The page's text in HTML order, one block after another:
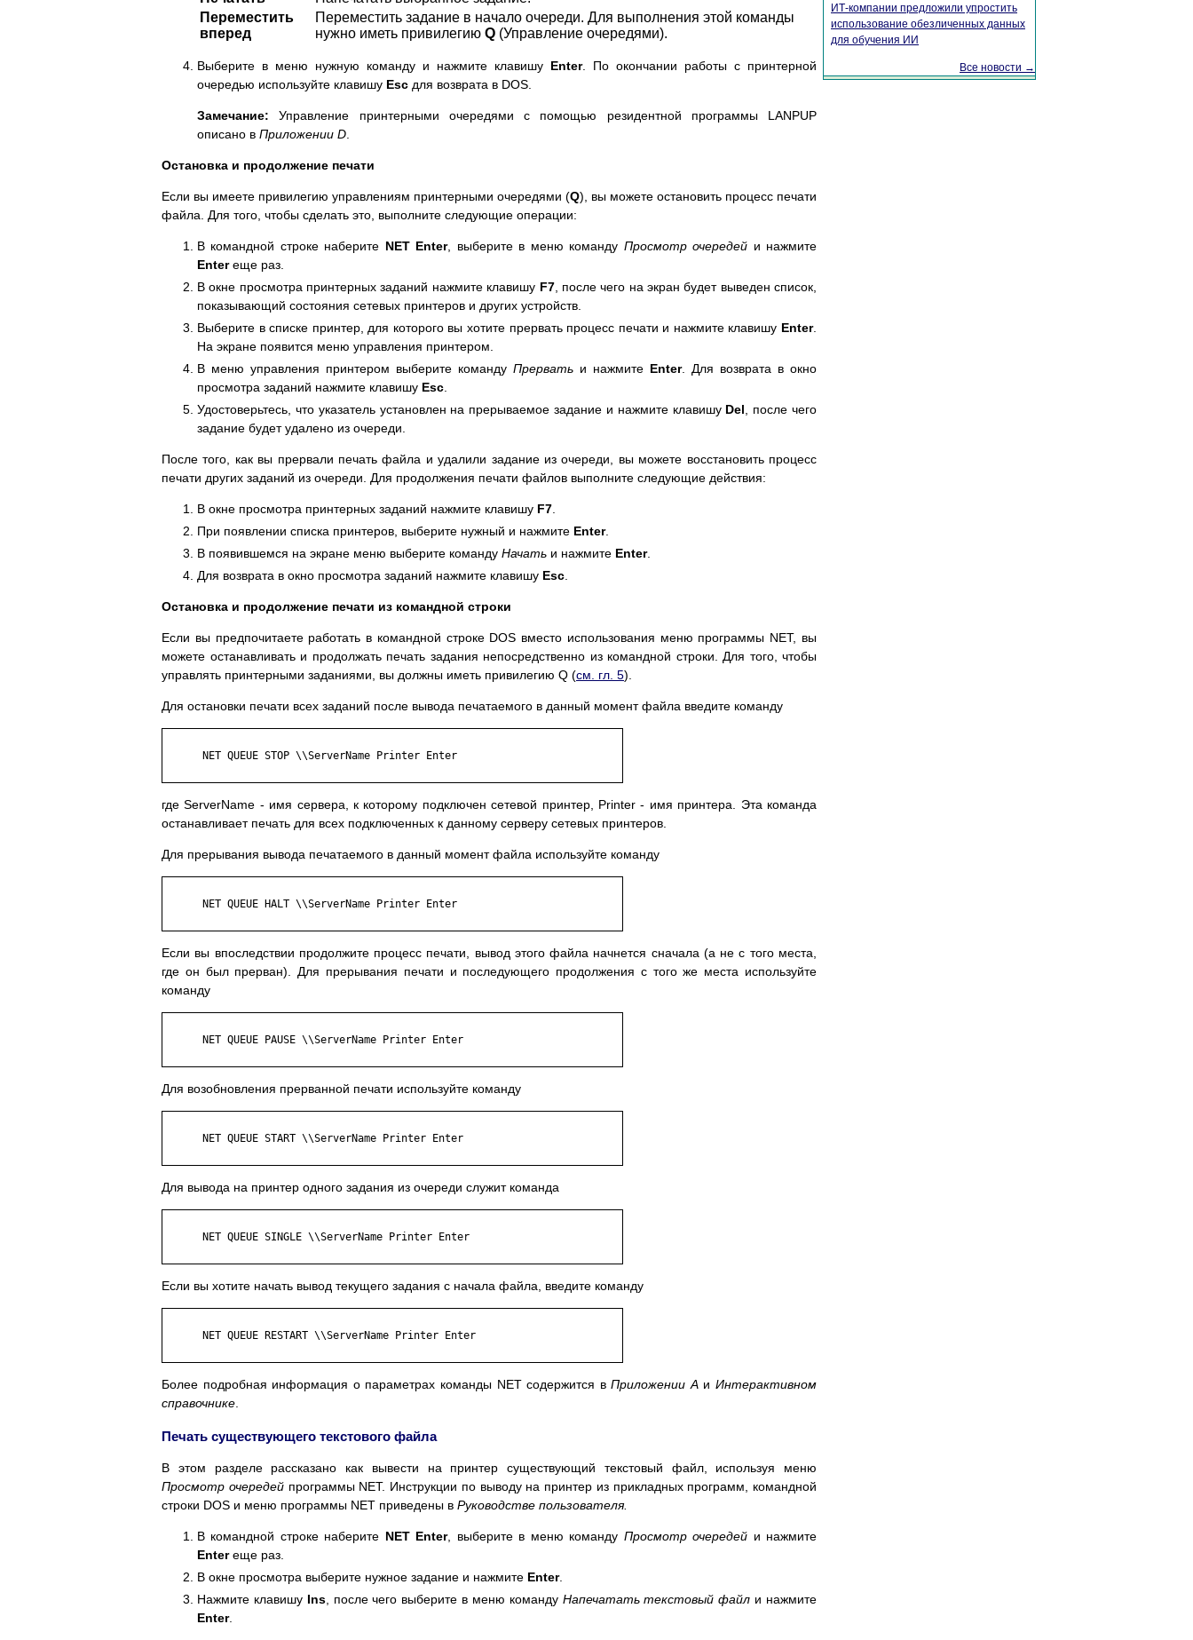
Переместить
вперед
Переместить задание в начало очереди. Для выполнения этой команды
нужно иметь привилегию Q (Управление очередями).
Выберите в меню нужную команду и нажмите клавишу Enter. По окончании работы с принтерной
очередью используйте клавишу Esc для возврата в DOS.
Замечание: Управление принтерными очередями с помощью резидентной программы LANPUP
описано в Приложении D
Остановка и продолжение печати
Если вы имеете привилегию управлениям принтерными очередями (Q), вы можете остановить процесс печати
файла. Для того, чтобы сделать это, выполните следующие операции:
В командной строке наберите NET Enter, выберите в меню команду Просмотр очередей и нажмите
Enterеще раз.
В окне просмотра принтерных заданий нажмите клавишу F7, после чего на экран будет выведен список,
показывающий состояния сетевых принтеров и других устройств.
Выберите в списке принтер, для которого вы хотите прервать процесс печати и нажмите клавишу Enter.
На экране появится меню управления принтером.
В меню управления принтером выберите команду Прервать и нажмите Enter. Для возврата в окно
просмотра заданий нажмите клавишу Esc
Удостоверьтесь, что указатель установлен на прерываемое задание и нажмите клавишу Del , после чего
задание будет удалено из очереди.
После того, как вы прервали печать файла и удалили задание из очереди, вы можете восстановить процесс
печати других заданий из очереди. Для продолжения печати файлов выполните следующие действия:
В окне просмотра принтерных заданий нажмите клавишу F7
При появлении списка принтеров, выберите нужный и нажмите Enter.
В появившемся на экране меню выберите команду Начать и нажмите Enter.
Для возврата в окно просмотра заданий нажмите клавишу Esc
Остановка и продолжение печати из командной строки
Если вы предпочитаете работать в командной строке DOS вместо использования меню программы NET, вы
можете останавливать и продолжать печать задания непосредственно из командной строки. Для того, чтобы
управлять принтерными заданиями, вы должны иметь привилегию Q (см. гл. 5).
Для остановки печати всех заданий после вывода печатаемого в данный момент файла введите команду
      NET QUEUE STOP \\ServerName Printer Enter
где ServerName - имя сервера, к которому подключен сетевой принтер, Printer - имя принтера. Эта команда
останавливает печать для всех подключенных к данному серверу сетевых принтеров.
Для прерывания вывода печатаемого в данный момент файла используйте команду
      NET QUEUE HALT \\ServerName Printer Enter
Если вы впоследствии продолжите процесс печати, вывод этого файла начнется сначала (а не с того места,
где он был прерван). Для прерывания печати и последующего продолжения с того же места используйте
команду
      NET QUEUE PAUSE \\ServerName Printer Enter
Для возобновления прерванной печати используйте команду
      NET QUEUE START \\ServerName Printer Enter
Для вывода на принтер одного задания из очереди служит команда
      NET QUEUE SINGLE \\ServerName Printer Enter
Если вы хотите начать вывод текущего задания с начала файла, введите команду
      NET QUEUE RESTART \\ServerName Printer Enter
Более подробная информация о параметрах команды NET содержится вПриложении АиИнтерактивном
справочнике
Печать существующего текстового файла
В этом разделе рассказано как вывести на принтер существующий текстовый файл, используя меню
Просмотр очередейпрограммы NET. Инструкции по выводу на принтер из прикладных программ, командной
строки DOS и меню программы NET приведены в Руководстве пользователя.
В командной строке наберите NET Enter, выберите в меню команду Просмотр очередей и нажмите
Enterеще раз.
В окне просмотра выберите нужное задание и нажмите Enter.
Нажмите клавишу Ins, после чего выберите в меню команду Напечатать текстовый файл и нажмите
Enter.
ИТ-компании предложили упростить
использование обезличенных данных
для обучения ИИ
Все новости →